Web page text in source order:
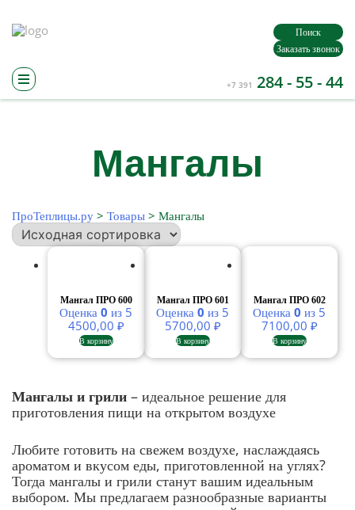
Поиск
Заказать звонок
+7 391 284 - 55 - 44
Теплицы / ПарникиПоликарбонат
Цветной
Комплектующие
Защитная лента
Соединительный профиль
Торцевой профиль
Для
Мангалы
ПроТеплицы.ру > Товары > Мангалы
Мангал ПРО 600
Оценка 0 из 5
4500,00 ₽
В корзину
Мангал ПРО 601
Оценка 0 из 5
5700,00 ₽
В корзину
Мангал ПРО 602
Оценка 0 из 5
7100,00 ₽
В корзину
Мангалы и грили – идеальное решение для
приготовления пищи на открытом воздухе
Любите готовить на свежем воздухе, наслаждаясь
ароматом и вкусом еды, приготовленной на углях?
Тогда мангалы и грили станут вашим идеальным
выбором. Мы предлагаем разнообразные варианты